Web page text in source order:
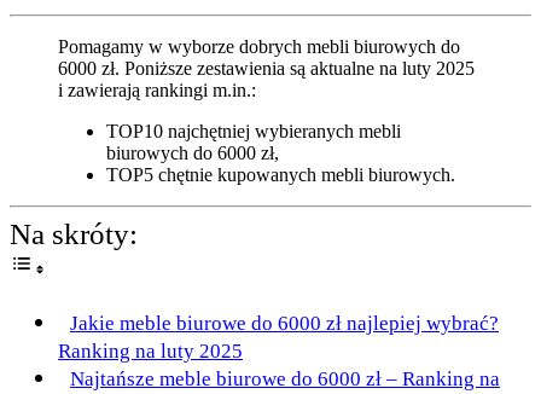
Pomagamy w wyborze dobrych mebli biurowych do
6000 zł. Poniższe zestawienia są aktualne na luty 2025
i zawierają rankingi m.in.:
TOP10 najchętniej wybieranych mebli
biurowych do 6000 zł,
TOP5 chętnie kupowanych mebli biurowych.
Na skróty:
Jakie meble biurowe do 6000 zł najlepiej wybrać?
Ranking na luty 2025
Najtańsze meble biurowe do 6000 zł – Ranking na